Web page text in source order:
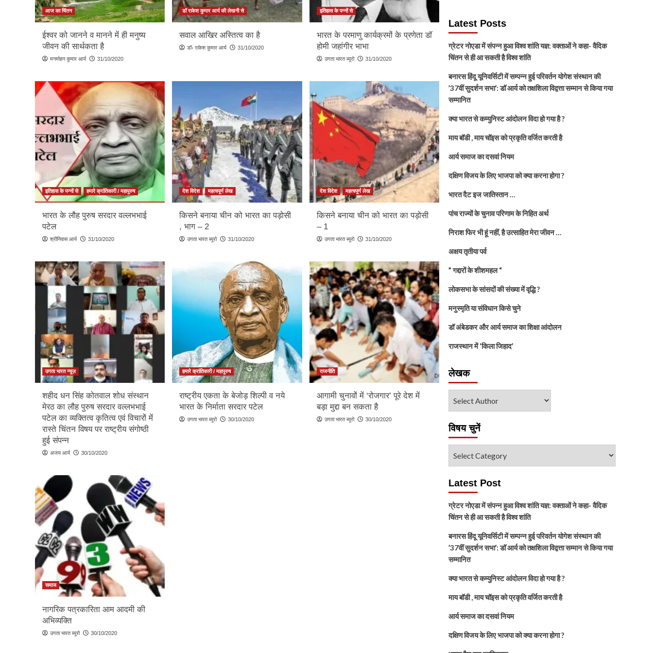
आज का चिंतन
ईश्वर को जानने व मानने में ही मनुष्य
जीवन की सार्थकता है
मनमोहन कुमार आर्य 31/10/2020
डॉ राकेश कुमार आर्य की लेखनी से
सवाल आखिर अस्तित्व का है
डॉ॰ राकेश कुमार आर्य 31/10/2020
इतिहास के पन्नों से
भारत के परमाणु कार्यक्रमों के प्रणेता डॉ
होमी जहांगीर भाभा
उगता भारत ब्यूरो 31/10/2020
इतिहास के पन्नों से हमारे क्रांतिकारी / महापुरुष
भारत के लौह पुरुष सरदार वल्लभभाई
पटेल
श्रीनिवास आर्य 31/10/2020
देश विदेश महत्वपूर्ण लेख
किसने बनाया चीन को भारत का पड़ोसी
, भाग – 2
उगता भारत ब्यूरो 31/10/2020
देश विदेश महत्वपूर्ण लेख
किसने बनाया चीन को भारत का पड़ोसी
– 1
उगता भारत ब्यूरो 31/10/2020
उगता भारत न्यूज़
शहीद धन सिंह कोतवाल शोध संस्थान
मेरठ का लौह पुरुष सरदार वल्लभभाई
पटेल का व्यक्तित्व कृतित्व एवं विचारों में
रास्ते चिंतन विषय पर राष्ट्रीय संगोष्ठी
हुई संपन्न
अजय आर्य 30/10/2020
हमारे क्रांतिकारी / महापुरुष
राष्ट्रीय एकता के बेजोड़ शिल्पी व नये
भारत के निर्माता सरदार पटेल
उगता भारत ब्यूरो 30/10/2020
राजनीति
आगामी चुनावों में ‘रोजगार’ पूरे देश में
बड़ा मुद्दा बन सकता है
उगता भारत ब्यूरो 30/10/2020
समाज
नागरिक पत्रकारिता आम आदमी की
अभिव्यक्ति
उगता भारत ब्यूरो 30/10/2020
Latest Posts
ग्रेटर नोएडा में संपन्न हुआ विश्व शांति यज्ञ: वक्ताओं ने कहा- वैदिक
चिंतन से ही आ सकती है विश्व शांति
बनारस हिंदू यूनिवर्सिटी में सम्पन्न हुई परिवर्तन योगेश संस्थान की
’37वीं सुदर्शन सभा’: डॉ आर्य को तक्षशिला विद्वत्ता सम्मान से किया गया
सम्मानित
क्या भारत से कम्युनिस्ट आंदोलन विदा हो गया है ?
माय बॉडी , माय चॉइस को प्रकृति वर्जित करती है
आर्य समाज का दसवां नियम
दक्षिण विजय के लिए भाजपा को क्या करना होगा ?
भारत दैट इज जातिस्तान …
पांच राज्यों के चुनाव परिणाम के निहित अर्थ
निराश फिर भी हूं नहीं, है उत्साहित मेरा जीवन …
अक्षय तृतीया पर्व
” गद्दारों के शीशमहल “
लोकसभा के सांसदों की संख्या में वृद्धि ?
मनुस्मृति या संविधान किसे चुने
डॉ अंबेडकर और आर्य समाज का शिक्षा आंदोलन
राजस्थान में ‘किला जिहाद’
लेखक
विषय चुनें
Latest Post
ग्रेटर नोएडा में संपन्न हुआ विश्व शांति यज्ञ: वक्ताओं ने कहा- वैदिक
चिंतन से ही आ सकती है विश्व शांति
बनारस हिंदू यूनिवर्सिटी में सम्पन्न हुई परिवर्तन योगेश संस्थान की
’37वीं सुदर्शन सभा’: डॉ आर्य को तक्षशिला विद्वत्ता सम्मान से किया गया
सम्मानित
क्या भारत से कम्युनिस्ट आंदोलन विदा हो गया है ?
माय बॉडी , माय चॉइस को प्रकृति वर्जित करती है
आर्य समाज का दसवां नियम
दक्षिण विजय के लिए भाजपा को क्या करना होगा ?